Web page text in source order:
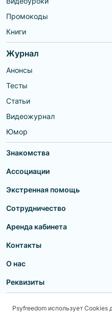
Промокоды
Книги
Журнал
Анонсы
Тесты
Статьи
Видеожурнал
Юмор
Знакомства
Ассоциации
Экстренная помощь
Сотрудничество
Аренда кабинета
Контакты
О нас
Реквизиты
Пользовательское
Договор-оферта для
Psyfreedom использует Cookies